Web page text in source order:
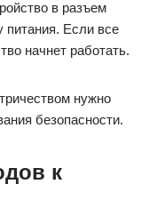
в разъем
питания. Если все
начнет работать.
нужно
безопасности.
к